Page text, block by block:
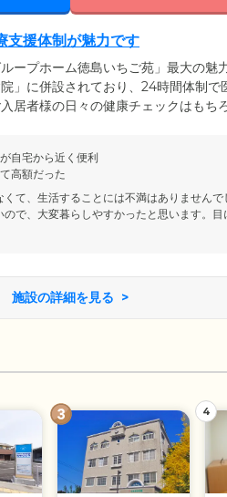
支援体制が魅力です
ープホーム徳島いちご苑」最大の魅
」に併設されており、24時間体制で
居者様の日々の健康チェックはもち
ービスを実現しています。
自宅から近く便利
高額だった
て、生活することには不満はありませんで
で、大変暮らしやすかったと思います。目
施設の詳細を見る
4